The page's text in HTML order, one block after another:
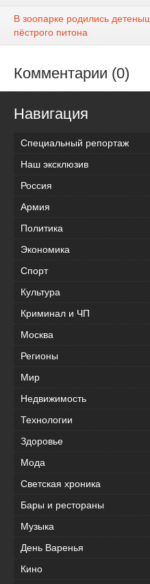
В зоопарке родились
пёстрого питона
Комментарии (0)
Навигация
Специальный репортаж
Наш эксклюзив
Россия
Армия
Политика
Экономика
Спорт
Культура
Криминал и ЧП
Москва
Регионы
Мир
Недвижимость
Технологии
Здоровье
Мода
Светская хроника
Бары и рестораны
Музыка
День Варенья
Кино